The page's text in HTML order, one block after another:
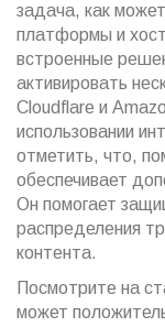
задача, как
платформы и
встроенные
активировать
Cloudflare и
использовании
отметить, что,
обеспечивает
Он помогает
распределения
контента.
Посмотрите на
может